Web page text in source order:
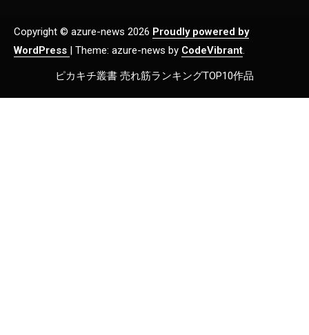
Copyright © azure-news 2026 Proudly powered by
WordPress | Theme: azure-news by CodeVibrant.
ピカキチ叢書 売れ筋ランキングTOP10作品